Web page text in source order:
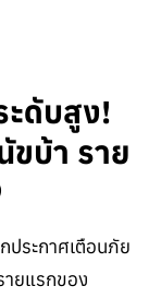
ะดับสูง!
บ้า ราย
ประกาศเตือนภัย
ยแรกของ